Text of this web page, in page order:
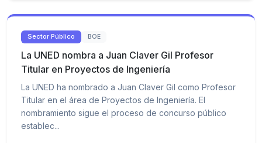
Sector Público BOE
La UNED nombra a Juan Claver Gil Profesor
Titular en Proyectos de Ingeniería
La UNED ha nombrado a Juan Claver Gil como Profesor
Titular en el área de Proyectos de Ingeniería. El
nombramiento sigue el proceso de concurso público
establec...